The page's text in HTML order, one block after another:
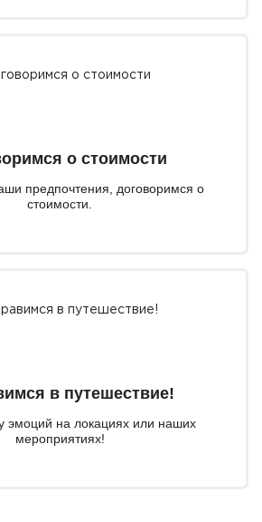
о стоимости
предпочтения, договоримся о
стоимости.
в путешествие!
эмоций на локациях или наших
мероприятиях!